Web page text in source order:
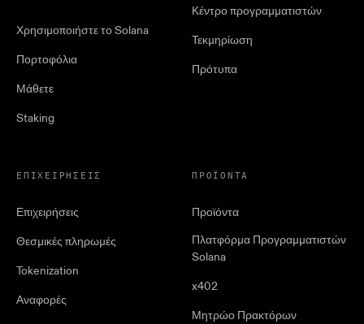
Χρησιμοποιήστε το Solana
Πορτοφόλια
Μάθετε
Staking
Κέντρο προγραμματιστών
Τεκμηρίωση
Πρότυπα
ΕΠΙΧΕΙΡΉΣΕΙΣ
Επιχειρήσεις
Θεσμικές πληρωμές
Tokenization
Αναφορές
ΠΡΟΪΌΝΤΑ
Προϊόντα
Πλατφόρμα Προγραμματιστών
Solana
x402
Μητρώο Πρακτόρων